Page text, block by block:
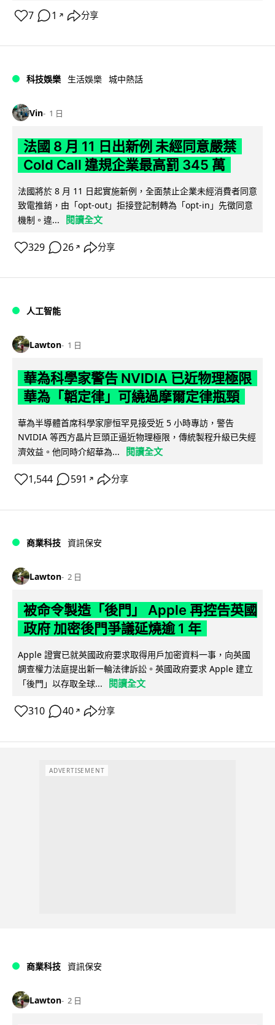
7 1 ↗ 分享
科技娛樂 生活娛樂 城中熱話
Vin 1 日
法國 8 月 11 日出新例 未經同意嚴禁
Cold Call 違規企業最高罰 345 萬
法國將於 8 月 11 日起實施新例，全面禁止企業未經消費者同意
致電推銷，由「opt-out」拒接登記制轉為「opt-in」先徵同意
機制。違...
閱讀全文
329 26 ↗ 分享
人工智能
Lawton 1 日
華為科學家警告 NVIDIA 已近物理極限
華為「韜定律」可繞過摩爾定律瓶頸
華為半導體首席科學家廖恒罕見接受近 5 小時專訪，警告
NVIDIA 等西方晶片巨頭正逼近物理極限，傳統製程升級已失經
濟效益。他同時介紹華為...
閱讀全文
1,544 591 ↗ 分享
商業科技 資訊保安
Lawton 2 日
被命令製造「後門」 Apple 再控告英國
政府 加密後門爭議延燒逾 1 年
Apple 證實已就英國政府要求取得用戶加密資料一事，向英國
調查權力法庭提出新一輪法律訴訟。英國政府要求 Apple 建立
「後門」以存取全球...
閱讀全文
310 40 ↗ 分享
ADVERTISEMENT
商業科技 資訊保安
Lawton 2 日